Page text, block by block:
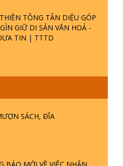
TÔNG TÂN DIỆU GÓP
GIỮ DI SẢN VĂN HOÁ -
TIN | TTTD
SÁCH, ĐĨA
KHÔNG NÓI? HỘI LONG
GÌ? TỬ VÌ ĐẠO
THÀNH NHƯ THẾ NÀO?